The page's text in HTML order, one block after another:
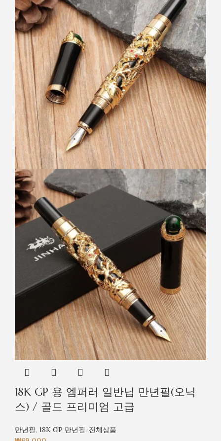
18K GP 용 엠퍼러 일반닙 만년필(오닉
스) / 골드 프리미엄 고급
만년필, 18K GP 만년필, 전체상품